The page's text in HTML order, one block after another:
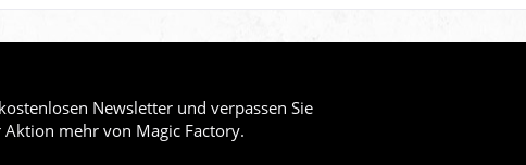
Newsletter und verpassen Sie
mehr von Magic Factory.